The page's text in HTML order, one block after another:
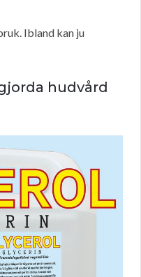
Ibland kan ju
hudvård